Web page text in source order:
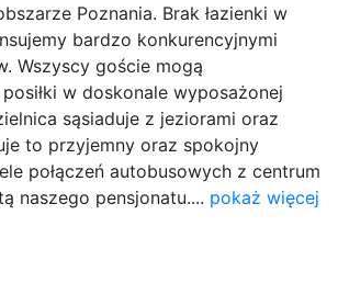
Poznania. Brak łazienki w
bardzo konkurencyjnymi
Wszyscy goście mogą
w doskonale wyposażonej
sąsiaduje z jeziorami oraz
to przyjemny oraz spokojny
połączeń autobusowych z centrum
naszego pensjonatu.... pokaż więcej